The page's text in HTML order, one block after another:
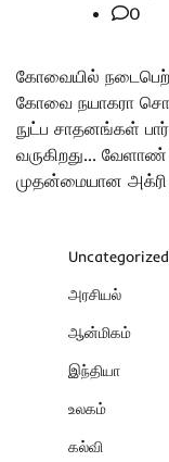
0
கோவையில்
கோவை நயாகரா
நுட்ப சாதனங்கள்
வருகிறது…
முதன்மையான
Uncategorized
அரசியல்
ஆன்மிகம்
இந்தியா
உலகம்
கல்வி